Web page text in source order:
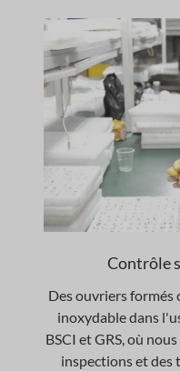
Contrôle
Des ouvriers formés
inoxydable dans
BSCI et GRS, où
inspections et des